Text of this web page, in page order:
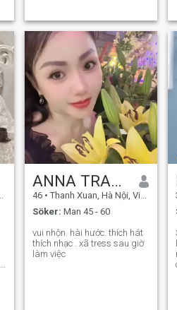
ANNA TRANG
46 • Thanh Xuan, Hà Nội, Vietnam
Söker: Man 45 - 60
vui nhộn. hài hước. thích hát
thích nhạc . xã tress sau giờ
làm việc